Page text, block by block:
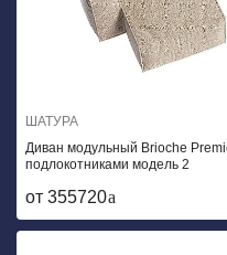
ШАТУРА
Диван модульный Brioche
подлокотниками модель 2
от 355720